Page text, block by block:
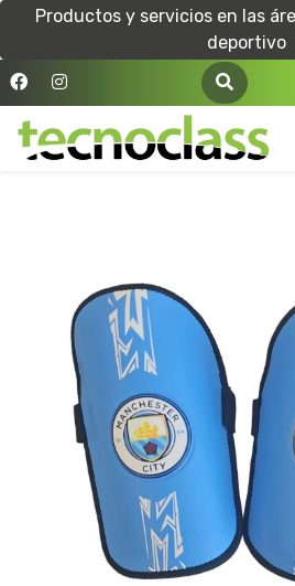
Productos y servicios en las
deportivo